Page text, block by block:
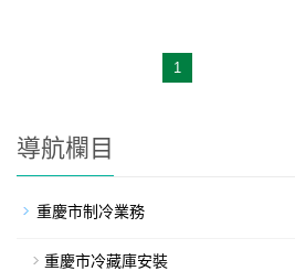
1
導航欄目
重慶市制冷業務
重慶市冷藏庫安裝